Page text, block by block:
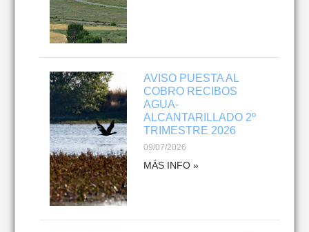
AVISO PUESTA AL
COBRO RECIBOS
AGUA-
ALCANTARILLADO 2º
TRIMESTRE 2026
09/07/2026
MÁS INFO »